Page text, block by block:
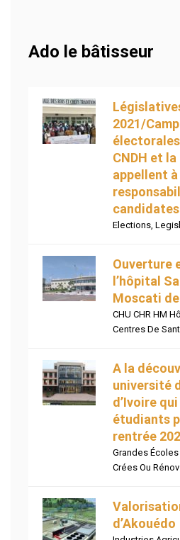
Ado le bâtisseur
2021/
électorales
CNDH et la
appellent
Elections,
Ouverture
l’hôpital
Moscati
CHU CHR HM
Centres De
A la
université
d’Ivoire
étudiants
rentrée
Grandes
Crées Ou
d’Akouédo